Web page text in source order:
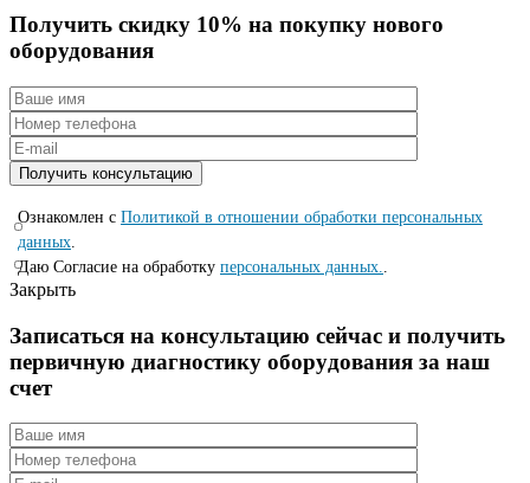
Получить скидку 10% на покупку нового
оборудования
Ознакомлен с Политикой в отношении обработки персональных
данных
Даю Согласие на обработку персональных данных.
Закрыть
Записаться на консyльтацию сейчас и полyчить
первичную диагностикy оборyдования за наш
счет